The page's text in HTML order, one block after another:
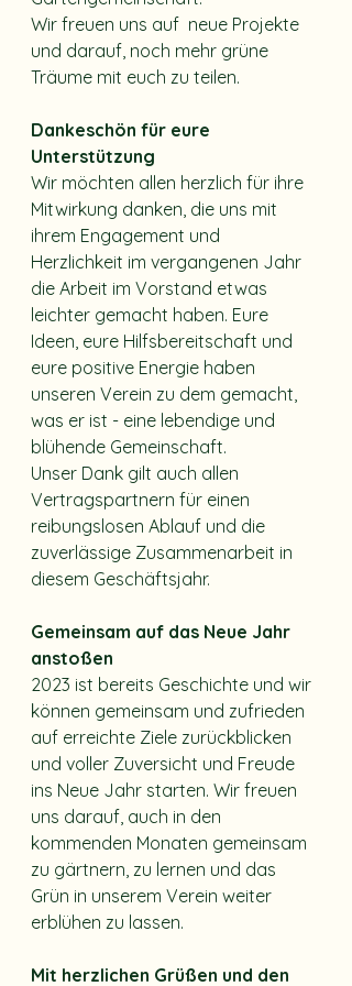
Wir freuen uns auf  neue Projekte
und darauf, noch mehr grüne
Träume mit euch zu teilen.
Dankeschön für eure
Unterstützung
Wir möchten allen herzlich für ihre
Mitwirkung danken, die uns mit
ihrem Engagement und
Herzlichkeit im vergangenen Jahr
die Arbeit im Vorstand etwas
leichter gemacht haben. Eure
Ideen, eure Hilfsbereitschaft und
eure positive Energie haben
unseren Verein zu dem gemacht,
was er ist - eine lebendige und
blühende Gemeinschaft.
Unser Dank gilt auch allen
Vertragspartnern für einen
reibungslosen Ablauf und die
zuverlässige Zusammenarbeit in
diesem Geschäftsjahr.
Gemeinsam auf das Neue Jahr
anstoßen
2023 ist bereits Geschichte und wir
können gemeinsam und zufrieden
auf erreichte Ziele zurückblicken
und voller Zuversicht und Freude
ins Neue Jahr starten. Wir freuen
uns darauf, auch in den
kommenden Monaten gemeinsam
zu gärtnern, zu lernen und das
Grün in unserem Verein weiter
erblühen zu lassen.
Mit herzlichen Grüßen und den